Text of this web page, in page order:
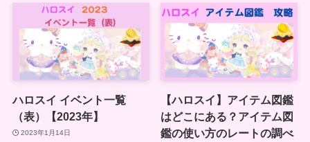
ハロスイ イベント一覧
（表）【2023年】
2023年1月14日
【ハロスイ】アイテム図鑑
はどこにある？アイテム図
鑑の使い方のレートの調べ